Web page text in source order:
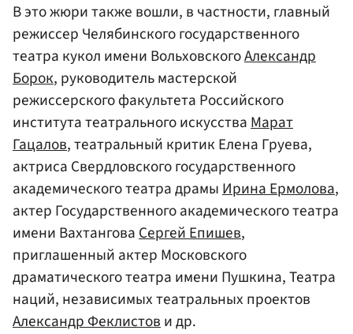
В это жюри также вошли, в частности, главный
режиссер Челябинского государственного
театра кукол имени ВольховскогоАлександр
Борок, руководитель мастерской
режиссерского факультета Российского
института театрального искусстваМарат
Гацалов, театральный критик Елена Груева,
актриса Свердловского государственного
академического театра драмыИрина Ермолова,
актер Государственного академического театра
имени ВахтанговаСергей Епишев,
приглашенный актер Московского
драматического театра имени Пушкина, Театра
наций, независимых театральных проектов
Александр Феклистови др.